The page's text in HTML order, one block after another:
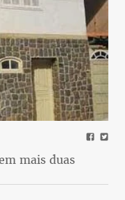
mais duas